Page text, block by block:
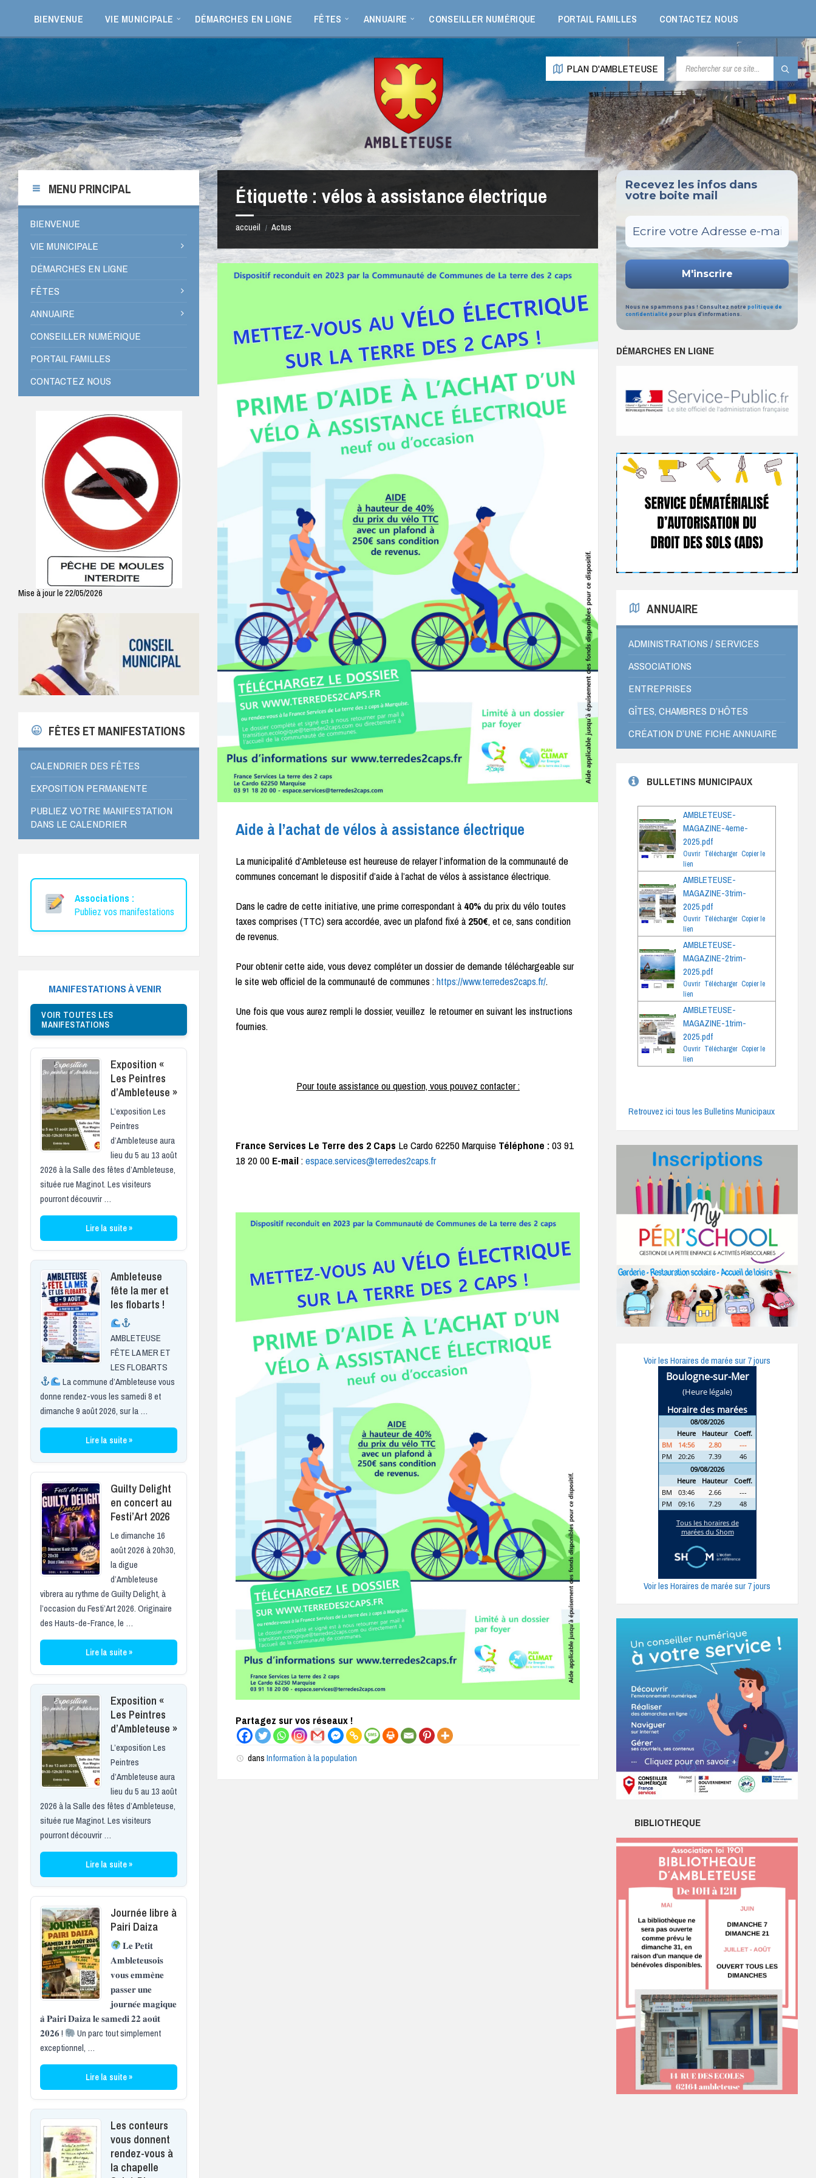
barre
latérale
barre
latérale
de
page
BIENVENUE VIE MUNICIPALE DÉMARCHES EN LIGNE FÊTES ANNUAIRE CONSEILLER NUMÉRIQUE PORTAIL FAMILLES CONTACTEZ NOUS
PLAN D'AMBLETEUSE RECHERCHE:
Étiquette :vélos à assistance électrique
accueil / Actus
Aide à l’achat de vélos à assistance électrique
La municipalité d’Ambleteuse est heureuse de relayer l’information de la communauté de
communes concernant le dispositif d’aide à l’achat de vélos à assistance électrique.
Dans le cadre de cette initiative, une prime correspondant à40% du prix du vélo toutes
taxes comprises (TTC) sera accordée, avec un plafond fixé à250€, et ce, sans condition
de revenus.
Pour obtenir cette aide, vous devez compléter un dossier de demande téléchargeable sur
le site web officiel de la communauté de communes :https://www.terredes2caps.fr/.
Une fois que vous aurez rempli le dossier, veuillez le retourner en suivant les instructions
fournies.
Pour toute assistance ou question, vous pouvez contacter :
France Services Le Terre des 2 Caps Le Cardo 62250 Marquise Téléphone :03 91
18 20 00 E-mail:espace.services@terredes2caps.fr
Partagez sur vos réseaux !
dansInformation à la population
MENU PRINCIPAL
BIENVENUE
VIE MUNICIPALE
DÉMARCHES EN LIGNE
FÊTES
ANNUAIRE
CONSEILLER NUMÉRIQUE
PORTAIL FAMILLES
CONTACTEZ NOUS
Mise à jour le 22/05/2026
FÊTES ET MANIFESTATIONS
CALENDRIER DES FÊTES
EXPOSITION PERMANENTE
PUBLIEZ VOTRE MANIFESTATION
DANS LE CALENDRIER
Associations :
Publiez vos manifestations
MANIFESTATIONS À VENIR
VOIR TOUTES LES
MANIFESTATIONS
Exposition «
Les Peintres
d’Ambleteuse »
L’exposition Les
Peintres
d’Ambleteuse aura
lieu du 5 au 13 août
2026 à la Salle des fêtes d’Ambleteuse,
située rue Maginot. Les visiteurs
pourront découvrir …
Lire la suite »
Ambleteuse
fête la mer et
les flobarts !
AMBLETEUSE
FÊTE LA MER ET
LES FLOBARTS
La commune d’Ambleteuse vous
donne rendez-vous les samedi 8 et
dimanche 9 août 2026, sur la …
Lire la suite »
Guilty Delight
en concert au
Festi’Art 2026
Le dimanche 16
août 2026 à 20h30,
la digue
d’Ambleteuse
vibrera au rythme de Guilty Delight, à
l’occasion du Festi’Art 2026. Originaire
des Hauts-de-France, le …
Lire la suite »
Exposition «
Les Peintres
d’Ambleteuse »
L’exposition Les
Peintres
d’Ambleteuse aura
lieu du 5 au 13 août
2026 à la Salle des fêtes d’Ambleteuse,
située rue Maginot. Les visiteurs
pourront découvrir …
Lire la suite »
Journée libre à
Pairi Daiza
𝐋𝐞 𝐏𝐞𝐭𝐢𝐭
𝐀𝐦𝐛𝐥𝐞𝐭𝐞𝐮𝐬𝐨𝐢𝐬
𝐯𝐨𝐮𝐬 𝐞𝐦𝐦𝐞̀𝐧𝐞
𝐩𝐚𝐬𝐬𝐞𝐫 𝐮𝐧𝐞
𝐣𝐨𝐮𝐫𝐧𝐞́𝐞 𝐦𝐚𝐠𝐢𝐪𝐮𝐞
𝐚̀ 𝐏𝐚𝐢𝐫𝐢 𝐃𝐚𝐢𝐳𝐚 𝐥𝐞 𝐬𝐚𝐦𝐞𝐝𝐢 𝟐𝟐 𝐚𝐨𝐮̂𝐭
𝟐𝟎𝟐𝟔 !
Un parc tout simplement
exceptionnel, …
Lire la suite »
Les conteurs
vous donnent
rendez-vous à
la chapelle
Recevez les infos dans
votre boite mail
Nous ne spammons pas ! Consultez notre politique de
confidentialité pour plus d’informations.
DÉMARCHES EN LIGNE
ANNUAIRE
ADMINISTRATIONS / SERVICES
ASSOCIATIONS
ENTREPRISES
GÎTES, CHAMBRES D’HÔTES
CRÉATION D’UNE FICHE ANNUAIRE
BULLETINS MUNICIPAUX
AMBLETEUSE-
MAGAZINE-4eme-
2025.pdf
Ouvrir Télécharger Copier le
lien
AMBLETEUSE-
MAGAZINE-3trim-
2025.pdf
Ouvrir Télécharger Copier le
lien
AMBLETEUSE-
MAGAZINE-2trim-
2025.pdf
Ouvrir Télécharger Copier le
lien
AMBLETEUSE-
MAGAZINE-1trim-
2025.pdf
Ouvrir Télécharger Copier le
lien
Retrouvez ici tous les Bulletins Municipaux
Voir les Horaires de marée sur 7 jours
Voir les Horaires de marée sur 7 jours
BIBLIOTHEQUE